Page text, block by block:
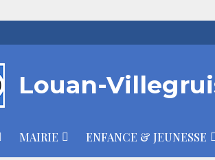
Louan-
MAIRIE ENFANCE & JEUNESSE